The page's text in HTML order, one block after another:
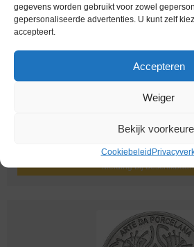
gegevens worden gebruikt voor zowel
gepersonaliseerde advertenties. U kunt zelf
accepteert.
Accepteren
Weiger
Bekijk
Cookiebeleid
Euromunten / Portugal / 2023 / 5 Euro
Melding bij